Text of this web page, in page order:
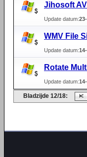
Jihosoft
Update datum:
WMV File
Update datum:
Rotate
Update datum:
Bladzijde 12/18: